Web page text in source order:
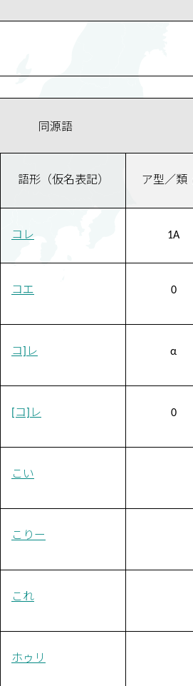
同源語
語形（仮名表記） ア型／類
コレ 1A
コエ 0
コ]レ α
[コ]レ 0
こい
こりー
これ
ホゥリ